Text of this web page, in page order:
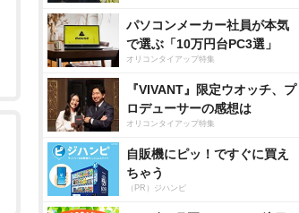
パソコンメーカー社員が本気
で選ぶ「10万円台PC3選」
オリコンタイアップ特集
『VIVANT』限定ウオッチ、プ
ロデューサーの感想は
オリコンタイアップ特集
自販機にピッ！ですぐに買え
ちゃう
（PR）ジハンピ